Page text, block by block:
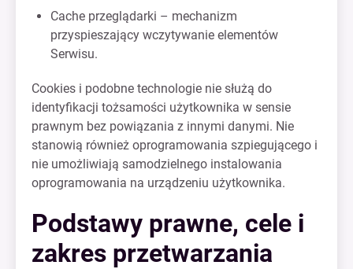
Cache przeglądarki – mechanizm
przyspieszający wczytywanie elementów
Serwisu.
Cookies i podobne technologie nie służą do
identyfikacji tożsamości użytkownika w sensie
prawnym bez powiązania z innymi danymi. Nie
stanowią również oprogramowania szpiegującego i
nie umożliwiają samodzielnego instalowania
oprogramowania na urządzeniu użytkownika.
Podstawy prawne, cele i
zakres przetwarzania